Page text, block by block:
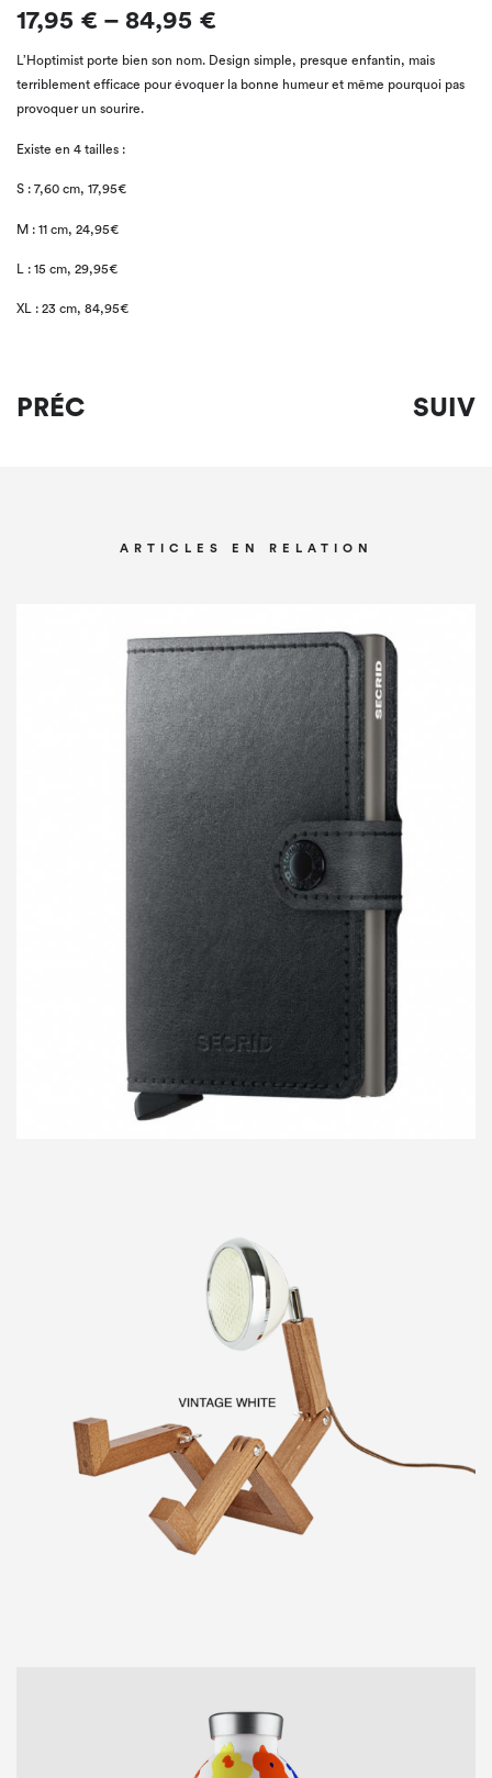
17,95 € – 84,95 €
L’Hoptimist porte bien son nom. Design simple, presque enfantin, mais
terriblement efficace pour évoquer la bonne humeur et même pourquoi pas
provoquer un sourire.
Existe en 4 tailles :
S : 7,60 cm, 17,95€
M : 11 cm, 24,95€
L : 15 cm, 29,95€
XL : 23 cm, 84,95€
PRÉC SUIV
ARTICLES EN RELATION